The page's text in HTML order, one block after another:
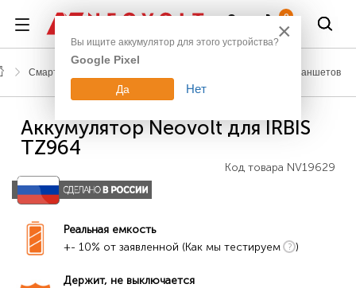
0
Смартфоны, планшеты, гаджеты Аккумуляторы для планшетов
Аккумулятор Neovolt для IRBIS
TZ964
Код товара NV19629
Реальная емкость
+- 10% от заявленной (Как мы тестируем
)
Держит, не выключается
×
Вы ищите аккумулятор для этого устройства?
Google Pixel
Да Нет